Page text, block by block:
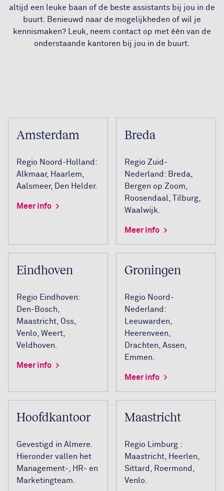
altijd een leuke baan of de beste assistants bij jou in de
buurt. Benieuwd naar de mogelijkheden of wil je
kennismaken? Leuk, neem contact op met één van de
onderstaande kantoren bij jou in de buurt.
Amsterdam
Regio Noord-Holland:
Alkmaar, Haarlem,
Aalsmeer, Den Helder.
Meer info
Breda
Regio Zuid-
Nederland: Breda,
Bergen op Zoom,
Roosendaal, Tilburg,
Waalwijk.
Meer info
Eindhoven
Regio Eindhoven:
Den-Bosch,
Maastricht, Oss,
Venlo, Weert,
Veldhoven.
Meer info
Groningen
Regio Noord-
Nederland:
Leeuwarden,
Heerenveen,
Drachten, Assen,
Emmen.
Meer info
Hoofdkantoor
Gevestigd in Almere.
Hieronder vallen het
Management-, HR- en
Marketingteam.
Maastricht
Regio Limburg :
Maastricht, Heerlen,
Sittard, Roermond,
Venlo.